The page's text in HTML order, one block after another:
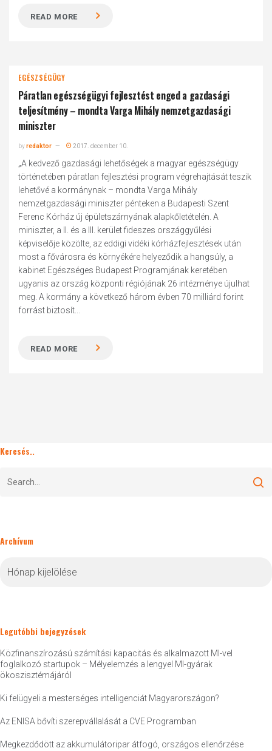
READ MORE
EGÉSZSÉGÜGY
Páratlan egészségügyi fejlesztést enged a gazdasági
teljesítmény – mondta Varga Mihály nemzetgazdasági
miniszter
byredaktor 2017. december 10.
„A kedvező gazdasági lehetőségek a magyar egészségügy
történetében páratlan fejlesztési program végrehajtását teszik
lehetővé a kormánynak – mondta Varga Mihály
nemzetgazdasági miniszter pénteken a Budapesti Szent
Ferenc Kórház új épületszárnyának alapkőletételén. A
miniszter, a II. és a III. kerület fideszes országgyűlési
képviselője közölte, az eddigi vidéki kórházfejlesztések után
most a fővárosra és környékére helyeződik a hangsúly, a
kabinet Egészséges Budapest Programjának keretében
ugyanis az ország központi régiójának 26 intézménye újulhat
meg. A kormány a következő három évben 70 milliárd forint
forrást biztosít...
READ MORE
Keresés..
Archívum
Legutóbbi bejegyzések
Közfinanszírozású számítási kapacitás és alkalmazott MI-vel
foglalkozó startupok – Mélyelemzés a lengyel MI-gyárak
ökoszisztémájáról
Ki felügyeli a mesterséges intelligenciát Magyarországon?
Az ENISA bővíti szerepvállalását a CVE Programban
Megkezdődött az akkumulátoripar átfogó, országos ellenőrzése